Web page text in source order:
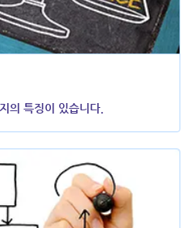
의 특징이 있습니다.